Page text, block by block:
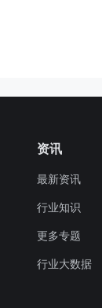
资讯
最新资讯
行业知识
更多专题
行业大数据